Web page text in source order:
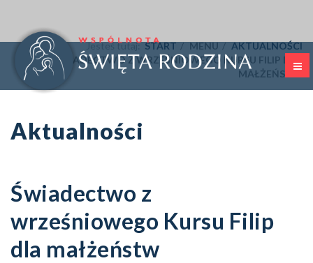
Jesteś tutaj:START MENU
AKTUALNOŚCI
ŚWIADECTWO Z WRZEŚNIOWEGO KURSU FILIP DLA
MAŁŻEŃSTW
Aktualności
Świadectwo z
wrześniowego Kursu Filip
dla małżeństw